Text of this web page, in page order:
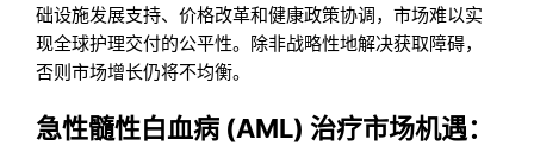
础设施发展支持、价格改革和健康政策协调，市场难以实
现全球护理交付的公平性。除非战略性地解决获取障碍，
否则市场增长仍将不均衡。
急性髓性白血病 (AML) 治疗市场机遇：